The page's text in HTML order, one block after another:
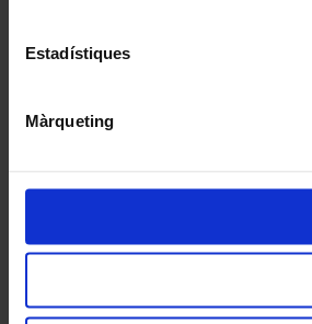
Estadístiques
Màrqueting